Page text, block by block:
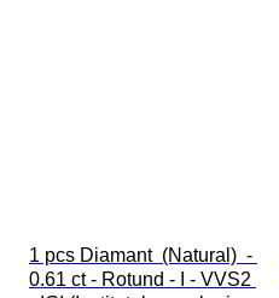
1 pcs Diamant  (Natural)  -
0.61 ct - Rotund - I - VVS2